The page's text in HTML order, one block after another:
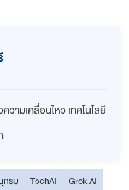
วามเคลื่อนไหว เทคโนโลยี
กรม TechAI
Grok AI